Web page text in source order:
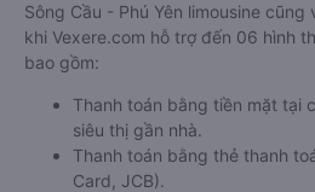
Sông Cầu - Phú Yên limousine
khi Vexere.com hỗ trợ đến 06 hình
bao gồm:
Thanh toán bằng tiền mặt tại
siêu thị gần nhà.
Thanh toán bằng thẻ thanh
Card, JCB).